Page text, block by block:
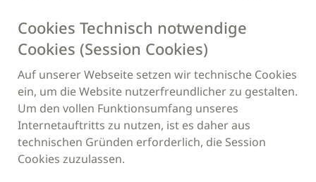
Cookies Technisch notwendige
Cookies (Session Cookies)
Auf unserer Webseite setzen wir technische Cookies
ein, um die Website nutzerfreundlicher zu gestalten.
Um den vollen Funktionsumfang unseres
Internetauftritts zu nutzen, ist es daher aus
technischen Gründen erforderlich, die Session
Cookies zuzulassen.